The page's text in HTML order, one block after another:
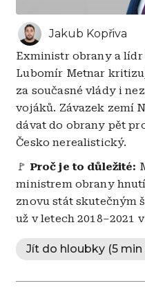
Jakub Kopřiva
Exministr obrany a
Lubomír Metnar
za současné vlády i
vojáků. Závazek zemí
dávat do obrany pět
Česko nerealistický.
🚩 Proč je to důležité:
ministrem obrany
znovu stát skutečným
už v letech 2018–2021
Jít do hloubky (5 min